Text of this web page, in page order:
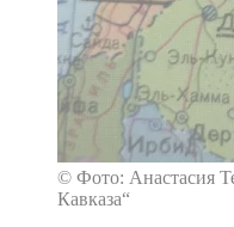
© Фото: Анастасия
Кавказа“